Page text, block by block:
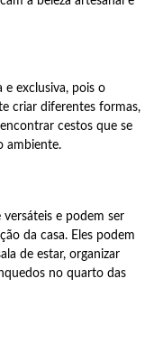
e exclusiva, pois o
criar diferentes formas,
cestos que se
ambiente.
e podem ser
da casa. Eles podem
de estar, organizar
no quarto das